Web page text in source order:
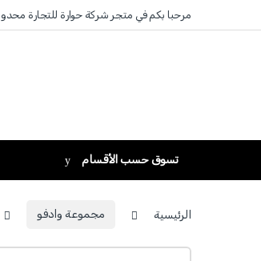
مرحبا بكم في متجر شركة حوارة للتجارة
تسوق حسب الأقسام
الرئيسية مجموعة وادفو